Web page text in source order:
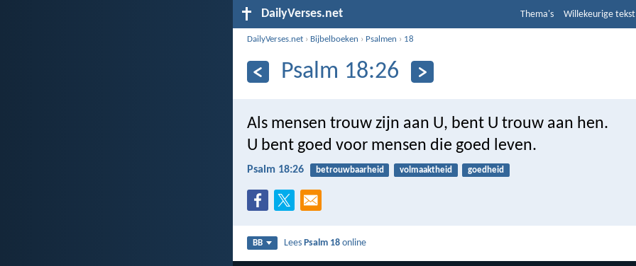
DailyVerses.net Thema's Willekeurige tekst
DailyVerses.net › Bijbelboeken › Psalmen › 18
Psalm 18:26
Als mensen trouw zijn aan U, bent U trouw aan hen.
U bent goed voor mensen die goed leven.
Psalm 18:26 betrouwbaarheid volmaaktheid goedheid
BB LeesPsalm 18 online